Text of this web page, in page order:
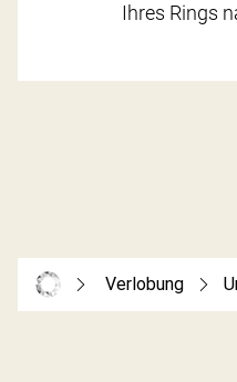
Ihres Rings
Verlobung